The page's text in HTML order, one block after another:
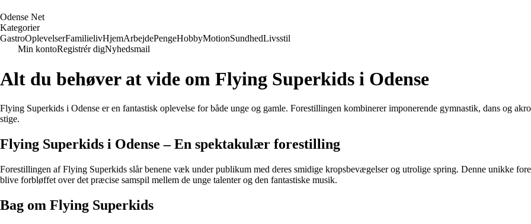
Odense Net
Kategorier
GastroOplevelserFamilielivHjemArbejdePengeHobbyMotionSundhedLivsstil
Min kontoRegistrér digNyhedsmail
Alt du behøver at vide om Flying Superkids i Odense
Flying Superkids i Odense er en fantastisk oplevelse for både unge og gamle. Forestillingen kombinerer imponerende gymnastik, dans og
stige.
Flying Superkids i Odense – En spektakulær forestilling
Forestillingen af Flying Superkids slår benene væk under publikum med deres smidige kropsbevægelser og utrolige spring. Denne unikke
blive forbløffet over det præcise samspil mellem de unge talenter og den fantastiske musik.
Bag om Flying Superkids